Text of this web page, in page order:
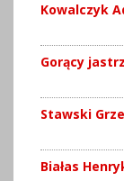
Kowalczyk
Gorący
Stawski
Białas